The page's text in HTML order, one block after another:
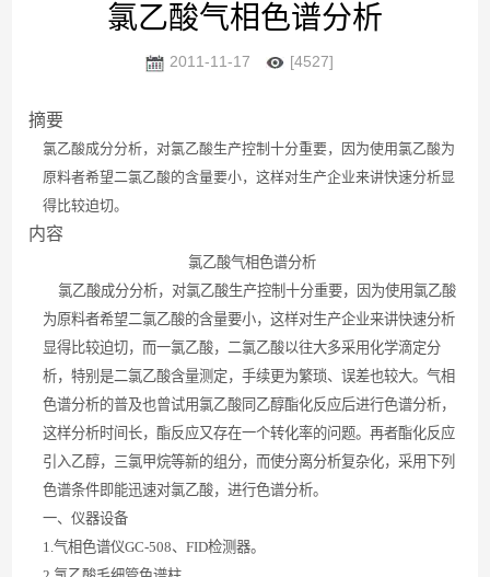
氯乙酸气相色谱分析
2011-11-17 [4527]
摘要
氯乙酸成分分析，对氯乙酸生产控制十分重要，因为使用氯乙酸为
原料者希望二氯乙酸的含量要小，这样对生产企业来讲快速分析显
得比较迫切。
内容
氯乙酸气相色谱分析
氯乙酸成分分析，对氯乙酸生产控制十分重要，因为使用氯乙酸
为原料者希望二氯乙酸的含量要小，这样对生产企业来讲快速分析
显得比较迫切，而一氯乙酸，二氯乙酸以往大多采用化学滴定分
析，特别是二氯乙酸含量测定，手续更为繁琐、误差也较大。气相
色谱分析的普及也曾试用氯乙酸同乙醇酯化反应后进行色谱分析，
这样分析时间长，酯反应又存在一个转化率的问题。再者酯化反应
引入乙醇，三氯甲烷等新的组分，而使分离分析复杂化，采用下列
色谱条件即能迅速对氯乙酸，进行色谱分析。
一、仪器设备
1.气相色谱仪GC-508、FID检测器。